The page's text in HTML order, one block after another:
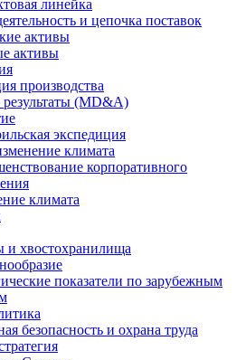
линейка
и цепочка поставок
активы
активы
производства
(MD&A)
экспедиция
климата
корпоративного
климата
и хвостохранилища
показатели по зарубежным
безопасность и охрана труда